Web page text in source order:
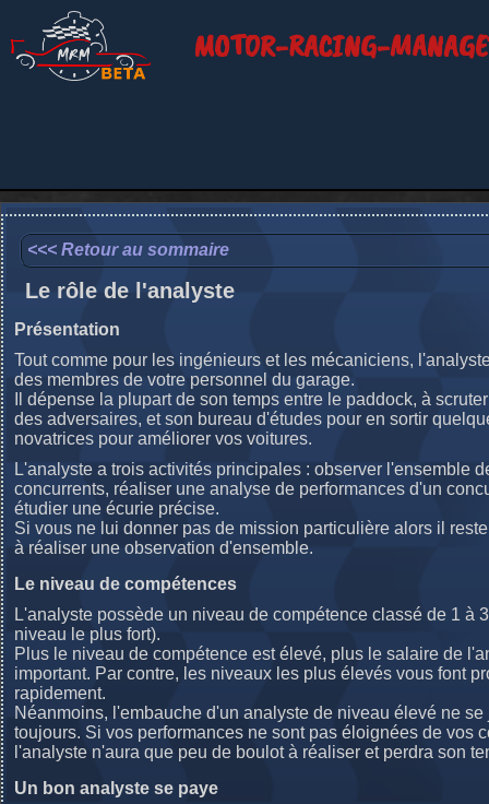
MOTOR-RACING-
<<< Retour au sommaire
Le rôle de l'analyste
Présentation
Tout comme pour les ingénieurs et les mécaniciens,
des membres de votre personnel du garage.
Il dépense la plupart de son temps entre le paddock, à
des adversaires, et son bureau d'études pour en sortir
novatrices pour améliorer vos voitures.
L'analyste a trois activités principales : observer l'ensemble
concurrents, réaliser une analyse de performances d'un
étudier une écurie précise.
Si vous ne lui donner pas de mission particulière alors il
à réaliser une observation d'ensemble.
Le niveau de compétences
L'analyste possède un niveau de compétence classé de 1 à
niveau le plus fort).
Plus le niveau de compétence est élevé, plus le salaire de
important. Par contre, les niveaux les plus élevés vous font
rapidement.
Néanmoins, l'embauche d'un analyste de niveau élevé ne se
toujours. Si vos performances ne sont pas éloignées de vos
l'analyste n'aura que peu de boulot à réaliser et perdra son
Un bon analyste se paye